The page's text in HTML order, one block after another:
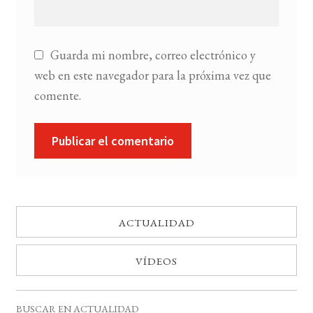
Guarda mi nombre, correo electrónico y
web en este navegador para la próxima vez que
comente.
ACTUALIDAD
VÍDEOS
BUSCAR EN ACTUALIDAD